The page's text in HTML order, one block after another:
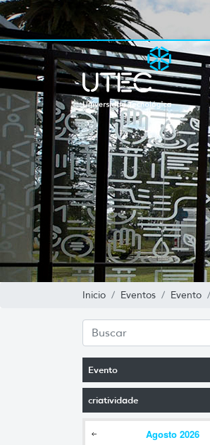
Inicio Eventos Evento
Evento
criatividade
Agosto 2026